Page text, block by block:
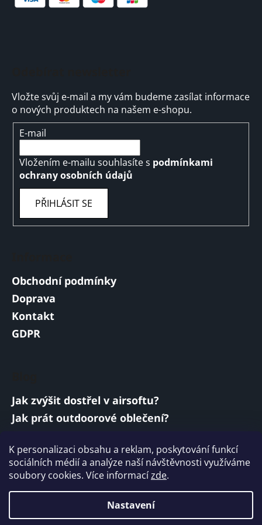
K personalizaci obsahu a reklam, poskytování funkcí
sociálních médií a analýze naší návštěvnosti využíváme
soubory cookies. Více informacízde.
Nastavení
Vložte svůj e-mail a my vám budeme zasílat informace
o nových produktech na našem e-shopu.
E-mail
Vložením e-mailu souhlasíte s podmínkami
ochrany osobních údajů
PŘIHLÁSIT SE
Obchodní podmínky
Doprava
Kontakt
GDPR
Jak zvýšit dostřel v airsoftu?
Jak prát outdoorové oblečení?
Vojenská a armádní sluchátka: co musí
splňovat?
ARCHIV